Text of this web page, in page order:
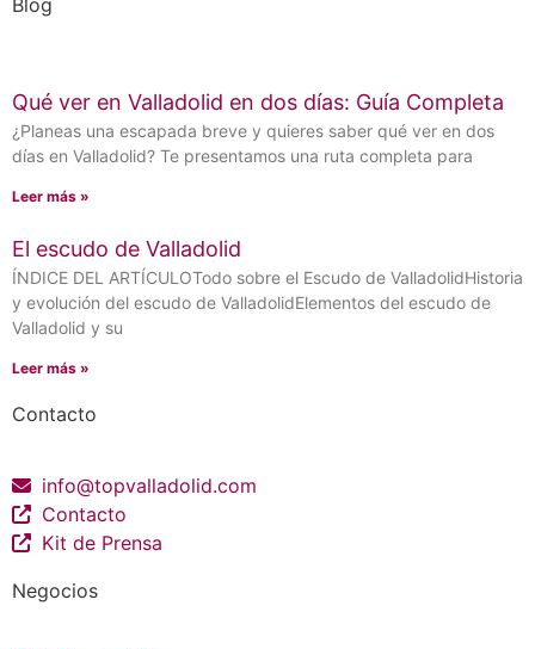
Blog
Qué ver en Valladolid en dos días: Guía Completa
¿Planeas una escapada breve y quieres saber qué ver en dos
días en Valladolid? Te presentamos una ruta completa para
Leer más »
El escudo de Valladolid
ÍNDICE DEL ARTÍCULOTodo sobre el Escudo de ValladolidHistoria
y evolución del escudo de ValladolidElementos del escudo de
Valladolid y su
Leer más »
Contacto
info@topvalladolid.com
Contacto
Kit de Prensa
Negocios